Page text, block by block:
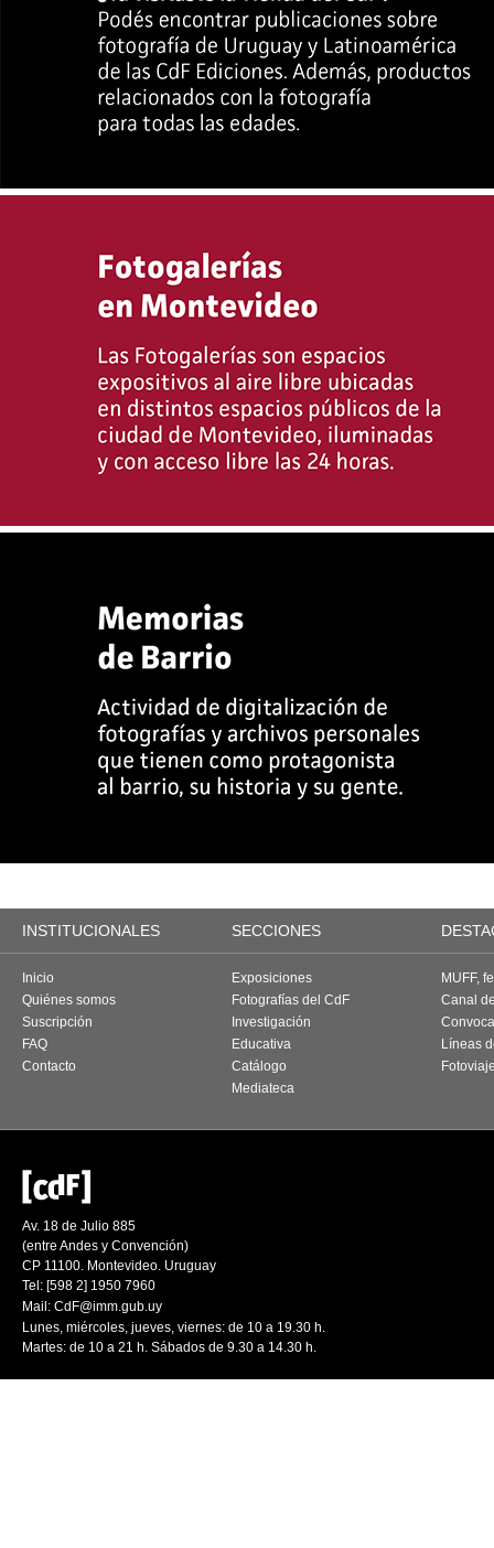
INSTITUCIONALES SECCIONES
Inicio
Quiénes somos
Suscripción
FAQ
Contacto
Exposiciones
Fotografías del CdF
Investigación
Educativa
Catálogo
Mediateca
MUFF,
Canal
Líneas
Av. 18 de Julio 885
(entre Andes y Convención)
CP 11100. Montevideo. Uruguay
Tel: [598 2] 1950 7960
Mail: CdF@imm.gub.uy
Lunes, miércoles, jueves, viernes: de 10 a 19.30 h.
Martes: de 10 a 21 h. Sábados de 9.30 a 14.30 h.